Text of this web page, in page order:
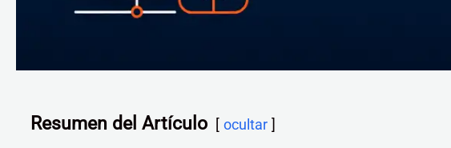
Resumen del Artículo ocultar